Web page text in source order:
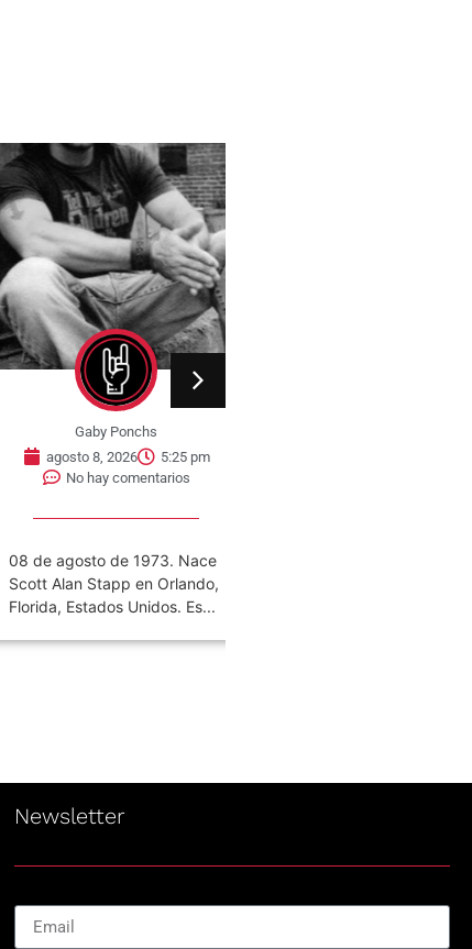
Gaby Ponchs
agosto 8, 2026
5:25 pm
No hay comentarios
agosto de 1973. Nace
Alan Stapp en Orlando,
Estados Unidos. Es...
Newsletter